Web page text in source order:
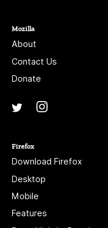
Mozilla
About
Contact Us
Donate
Twitter
Firefox
Download Firefox
Desktop
Mobile
Features